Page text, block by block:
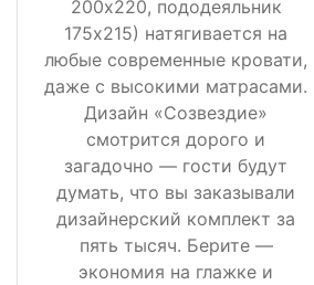
200х220, пододеяльник
175х215) натягивается на
любые современные кровати,
даже с высокими матрасами.
Дизайн «Созвездие»
смотрится дорого и
загадочно — гости будут
думать, что вы заказывали
дизайнерский комплект за
пять тысяч. Берите —
экономия на глажке и